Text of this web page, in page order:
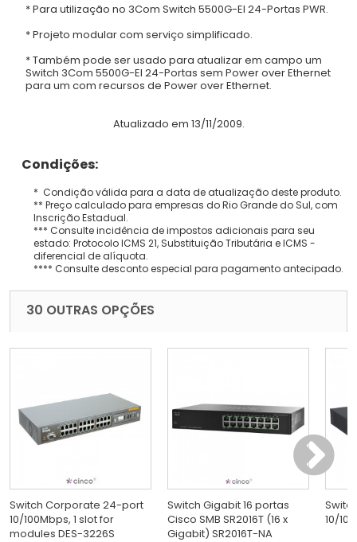
* Para utilização no 3Com Switch 5500G-EI 24-Portas PWR.
* Projeto modular com serviço simplificado.
* Também pode ser usado para atualizar em campo um
Switch 3Com 5500G-EI 24-Portas sem Power over Ethernet
para um com recursos de Power over Ethernet.
Atualizado em 13/11/2009.
Condições:
* Condição válida para a data de atualização deste produto.
** Preço calculado para empresas do Rio Grande do Sul, com
Inscrição Estadual.
*** Consulte incidência de impostos adicionais para seu
estado: Protocolo ICMS 21, Substituição Tributária e ICMS -
diferencial de alíquota.
**** Consulte desconto especial para pagamento antecipado.
30 OUTRAS OPÇÕES
Switch Corporate 24-port
10/100Mbps, 1 slot for
modules DES-3226S
Switch Gigabit 16 portas
Cisco SMB SR2016T (16 x
Gigabit) SR2016T-NA
10/